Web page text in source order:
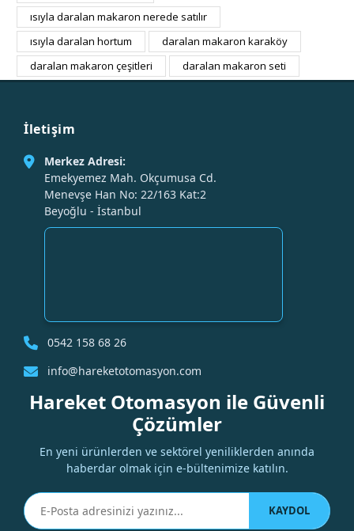
ısıyla daralan makaron nerede satılır
ısıyla daralan hortum
daralan makaron karaköy
daralan makaron çeşitleri
daralan makaron seti
İletişim
Merkez Adresi:
Emekyemez Mah. Okçumusa Cd.
Menevşe Han No: 22/163 Kat:2
Beyoğlu - İstanbul
0542 158 68 26
info@hareketotomasyon.com
Hareket Otomasyon ile Güvenli
Çözümler
En yeni ürünlerden ve sektörel yeniliklerden anında
haberdar olmak için e-bültenimize katılın.
KAYDOL